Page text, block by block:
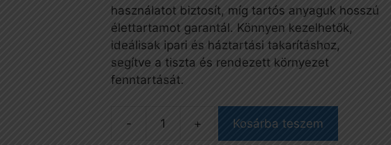
használatot biztosít, míg tartós anyaguk hosszú
élettartamot garantál. Könnyen kezelhetők,
ideálisak ipari és háztartási takarításhoz,
segítve a tiszta és rendezett környezet
fenntartását.
-
Szemetes
+ Kosárba teszem